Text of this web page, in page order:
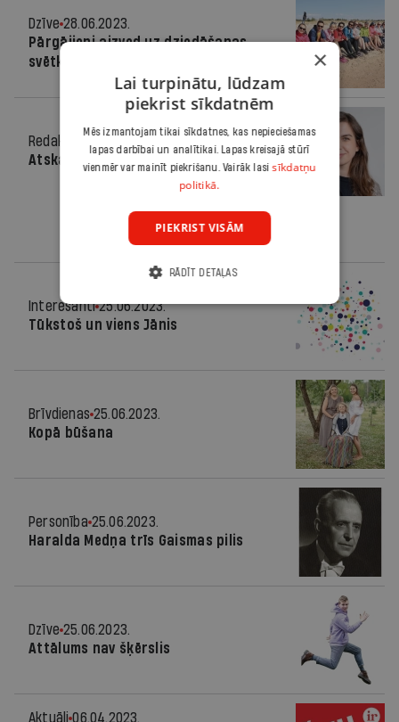
Dzīve 28.06.2023.
Pārgājieni aizved uz dziedāšanas
svētkiem
Redaktores sleja
25.06.2023.
Atskaites punkts
Interesanti 25.06.2023.
Tūkstoš un viens Jānis
Brīvdienas 25.06.2023.
Kopā būšana
Personība 25.06.2023.
Haralda Medņa trīs Gaismas pilis
Dzīve 25.06.2023.
Attālums nav šķērslis
Aktuāli 06.04.2023.
×
Lai turpinātu, lūdzam
piekrist sīkdatnēm
Mēs izmantojam tikai sīkdatnes, kas nepieciešamas
lapas darbībai un analītikai. Lapas kreisajā stūrī
vienmēr var mainīt piekrišanu. Vairāk lasisīkdatņu
politikā.
PIEKRIST VISĀM
RĀDĪT DETAĻAS